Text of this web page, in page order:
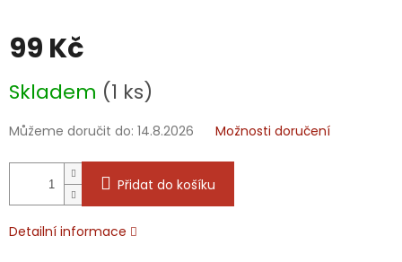
99 Kč
cena:
Skladem (1 ks)
Můžeme doručit do: 14.8.2026 Možnosti doručení
Přidat do košíku
Detailní informace